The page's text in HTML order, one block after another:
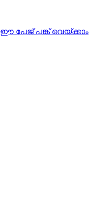
ഈ പേജ് പങ്ക് വെയ്ക്കാം